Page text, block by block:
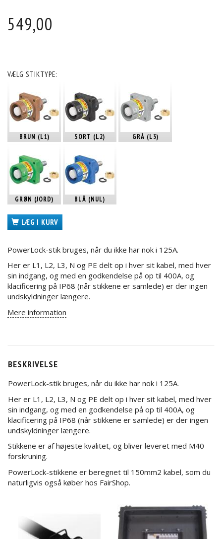
549,00
VÆLG STIKTYPE:
BRUN (L1) SORT (L2) GRÅ (L3)
GRØN (JORD) BLÅ (NUL)
LÆG I KURV
PowerLock-stik bruges, når du ikke har nok i 125A.
Her er L1, L2, L3, N og PE delt op i hver sit kabel, med hver
sin indgang, og med en godkendelse på op til 400A, og
klacificering på IP68 (når stikkene er samlede) er der ingen
undskyldninger længere.
Mere information
BESKRIVELSE
PowerLock-stik bruges, når du ikke har nok i 125A.
Her er L1, L2, L3, N og PE delt op i hver sit kabel, med hver
sin indgang, og med en godkendelse på op til 400A, og
klacificering på IP68 (når stikkene er samlede) er der ingen
undskyldninger længere.
Stikkene er af højeste kvalitet, og bliver leveret med M40
forskruning.
PowerLock-stikkene er beregnet til 150mm2 kabel, som du
naturligvis også køber hos FairShop.